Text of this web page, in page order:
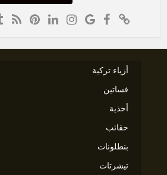
أزياء تركية
فساتين
أحذية
حقائب
بنطلونات
تيشرتات